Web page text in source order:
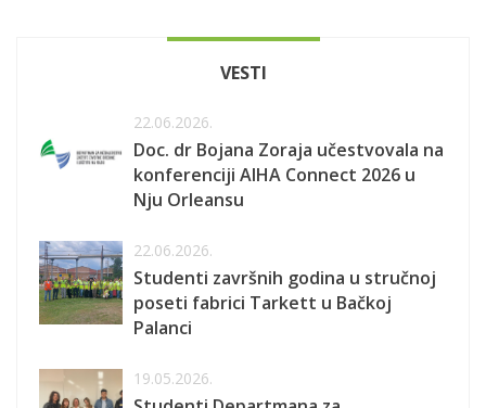
VESTI
22.06.2026.
Doc. dr Bojana Zoraja učestvovala na
konferenciji AIHA Connect 2026 u
Nju Orleansu
22.06.2026.
Studenti završnih godina u stručnoj
poseti fabrici Tarkett u Bačkoj
Palanci
19.05.2026.